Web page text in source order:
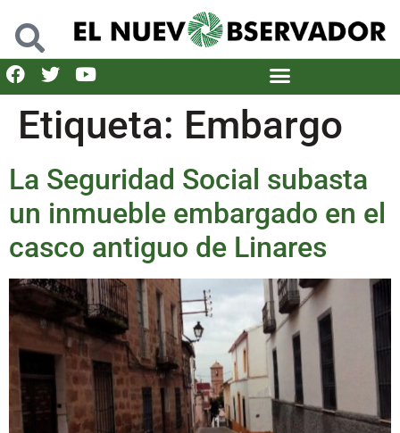
Etiqueta: Embargo
La Seguridad Social subasta
un inmueble embargado en el
casco antiguo de Linares